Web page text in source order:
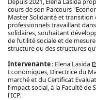
cours de son Parcours
Master Solidarité et transition
professionnels travaillant
solidaires, souhaitant
de l’utilité sociale et de
structure ou des structures
Intervenante : Elena Lasida
Economiques, Directrice du
marchéet du Certificat
l’impact social , à la Faculté de
l'ICP.